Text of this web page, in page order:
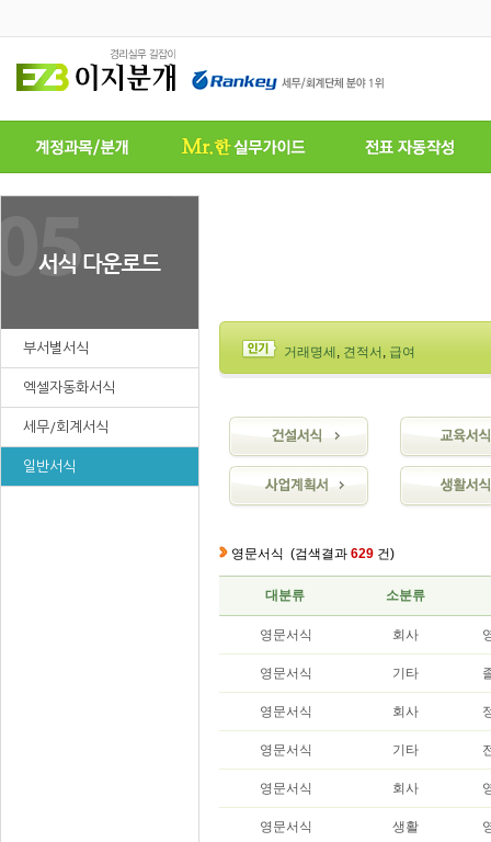
부서별서식
엑셀자동화서식
세무/회계서식
일반서식
거래명세 , 견적서 , 급여
영문서식 (검색결과 629 건)
대분류 소분류
영문서식 회사
영문서식 기타
영문서식 회사
영문서식 기타
영문서식 회사
영문서식 생활